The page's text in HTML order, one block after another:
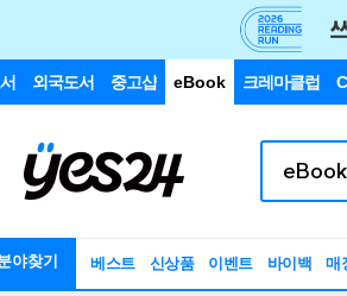
외국도서 중고샵 eBook 크레마클럽
야찾기 베스트 신상품 이벤트 바이백 매